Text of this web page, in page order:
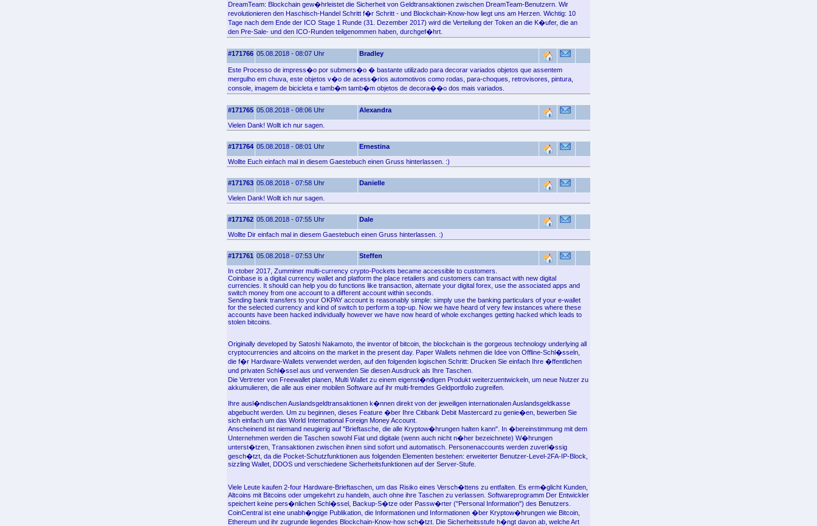
DreamTeam: Blockchain gew�hrleistet die Sicherheit von Geldtransaktionen zwischen DreamTeam-Benutzern. Wir
revolutionieren den Haschisch-Handel Schritt f�r Schritt - und Blockchain-Know-how liegt uns am Herzen. Wichtig: 10
Tage nach dem Ende der ICO Stage 1 Runde (31. Dezember 2017) wird die Verteilung der Token an die K�ufer, die an
den Pre-Sale- und den ICO-Runden teilgenommen haben, durchgef�hrt.
#171766 05.08.2018 - 08:07 Uhr Bradley
Este Processo de impress�o por submers�o � bastante utilizado para decorar variados objetos que assentem
mergulho em chuva, este objetos v�o de acess�rios automotivos como rodas, para-choques, retrovisores, pintura,
console, imagem de bicicleta e tamb�m tamb�m objetos de decora��o dos mais variados.
#171765 05.08.2018 - 08:06 Uhr Alexandra
Vielen Dank! Wollt ich nur sagen.
#171764 05.08.2018 - 08:01 Uhr Ernestina
Wollte Euch einfach mal in diesem Gaestebuch einen Gruss hinterlassen. :)
#171763 05.08.2018 - 07:58 Uhr Danielle
Vielen Dank! Wollt ich nur sagen.
#171762 05.08.2018 - 07:55 Uhr Dale
Wollte Dir einfach mal in diesem Gaestebuch einen Gruss hinterlassen. :)
#171761 05.08.2018 - 07:53 Uhr Steffen
In ctober 2017, Zumminer multi-currency crypto-Pockets became accessible to customers.
Coinbase is a digital currency wallet and platform the place retailers and customers can transact with new digital
currencies. It should can help you do functions like transaction, alternate your digital forex, use the associated apps and
switch money from one account to a different account within seconds.
Sending bank transfers to your OKPAY account is reasonably simple: simply use the banking particulars of your e-wallet
for the selected currency and kind of switch to perform a top-up. Now we have heard of very few instances where these
accounts have been hacked individually however we have now heard of whole exchanges getting hacked which leads to
stolen bitcoins.
Originally developed by Satoshi Nakamoto, the inventor of bitcoin, the blockchain is the gorgeous technology underlying all
cryptocurrencies and altcoins on the market in the present day. Paper Wallets nehmen die Idee von Offline-Schl�sseln,
die f�r Hardware-Wallets verwendet werden, auf den folgenden logischen Schritt: Drucken Sie einfach Ihre �ffentlichen
und privaten Schl�ssel aus und verwenden Sie diesen Ausdruck als Ihre Taschen.
Die Vertreter von Freewallet planen, Multi Wallet zu einem eigenst�ndigen Produkt weiterzuentwickeln, um neue Nutzer zu
akkumulieren, die alle aus einer mobilen Software auf ihr multi-fremdes Geldportfolio zugreifen.
Ihre ausl�ndischen Auslandsgeldtransaktionen k�nnen direkt von der jeweiligen internationalen Auslandsgeldkasse
abgebucht werden. Um zu beginnen, dieses Feature �ber Ihre Citibank Debit Mastercard zu genie�en, bewerben Sie
sich einfach um das World International Foreign Money Account.
Anscheinend ist niemand neugierig auf "Brieftasche, die alle Kryptow�hrungen halten kann". In �bereinstimmung mit dem
Unternehmen werden die Taschen sowohl Fiat und digitale (wenn auch nicht n�her bezeichnete) W�hrungen
unterst�tzen, Transaktionen zwischen ihnen sind sofort und automatisch. Personenaccounts werden zuverl�ssig
gesch�tzt, da die Pocket-Schutzfunktionen aus folgenden Elementen bestehen: erweiterter Benutzer-Level-2FA-IP-Block,
sizzling Wallet, DDOS und verschiedene Sicherheitsfunktionen auf der Server-Stufe.
Viele Leute kaufen 2-four Hardware-Brieftaschen, um das Risiko eines Versch�ttens zu entfalten. Es erm�glicht Kunden,
Altcoins mit Bitcoins oder umgekehrt zu handeln, auch ohne ihre Taschen zu verlassen. Softwareprogramm Der Entwickler
speichert keine pers�nlichen Schl�ssel, Backup-S�tze oder Passw�rter ("Personal Information") des Benutzers.
CoinCentral ist eine unabh�ngige Publikation, die Informationen und Informationen �ber Kryptow�hrungen wie Bitcoin,
Ethereum und ihr zugrunde liegendes Blockchain-Know-how sch�tzt. Die Sicherheitsstufe h�ngt davon ab, welche Art